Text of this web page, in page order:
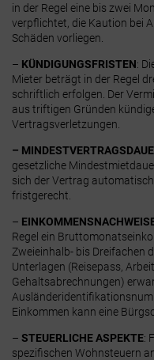
in der Regel eine bis zwei
verpflichtet, die Kaution bei
Schäden vorliegen.
– KÜNDIGUNGSFRISTEN:
Mieter beträgt in der Regel
schriftlich erfolgen. Der
aus triftigen Gründen
Vertragsverletzungen.
–
gesetzliche
sich der Vertrag
fristgerecht.
–
Regel ein
Zweieinhalb- bis Dreifachen
Unterlagen (Reisepass,
Gehaltsabrechnungen)
Einkommen kann eine
– STEUERLICHE ASPEKTE:
spezifischen Wohnsteuern